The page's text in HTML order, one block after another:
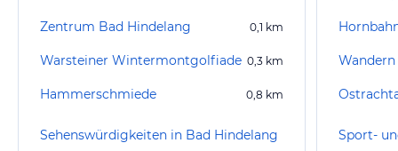
Zentrum Bad Hindelang 0,1 km
Warsteiner Wintermontgolfiade 0,3 km
Hammerschmiede 0,8 km
Sehenswürdigkeiten in Bad Hindelang